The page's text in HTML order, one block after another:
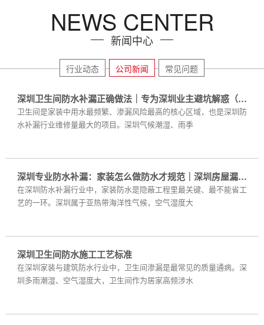
NEWS CENTER
新闻中心
行业动态 公司新闻 常见问题
深圳卫生间防水补漏正确做法｜专为深圳业主避坑解惑（行业实操标准）
卫生间是家装中用水最频繁、渗漏风险最高的核心区域，也是深圳防
水补漏行业维修量最大的项目。深圳气候潮湿、雨季
深圳专业防水补漏：家装怎么做防水才规范｜深圳房屋漏水维修科普
在深圳防水补漏行业中，家装防水是隐蔽工程里最关键、最不能省工
艺的一环。深圳属于亚热带海洋性气候，空气湿度大
深圳卫生间防水施工工艺标准
在深圳家装与建筑防水行业中，卫生间渗漏是最常见的质量通病。深
圳多雨潮湿、空气湿度大，卫生间作为居家高频涉水